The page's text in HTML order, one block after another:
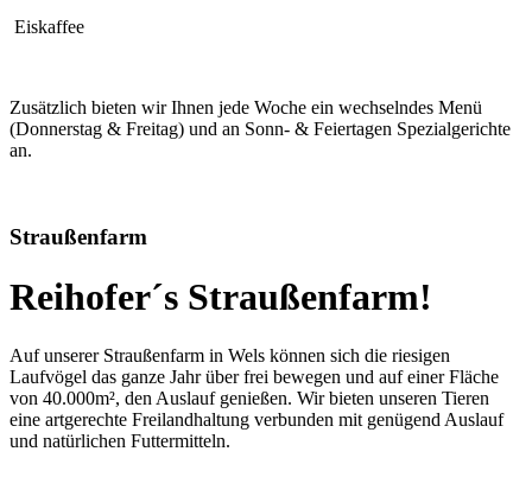
Eiskaffee
Zusätzlich bieten wir Ihnen jede Woche ein wechselndes Menü
(Donnerstag & Freitag) und an Sonn- & Feiertagen Spezialgerichte
an.
Straußenfarm
Reihofer´s Straußenfarm!
Auf unserer Straußenfarm in Wels können sich die riesigen
Laufvögel das ganze Jahr über frei bewegen und auf einer Fläche
von 40.000m², den Auslauf genießen. Wir bieten unseren Tieren
eine artgerechte Freilandhaltung verbunden mit genügend Auslauf
und natürlichen Futtermitteln.